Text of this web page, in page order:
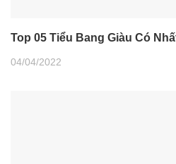
Top 05 Tiểu Bang Giàu Có
04/04/2022